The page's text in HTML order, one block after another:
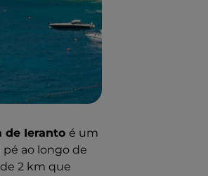
de Ieranto é um
pé ao longo de
2 km que